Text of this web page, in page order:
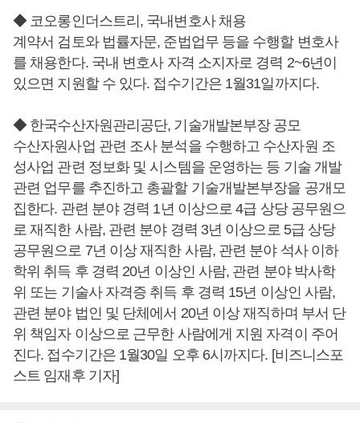
◆ 코오롱인더스트리, 국내변호사 채용
계약서 검토와 법률자문, 준법업무 등을 수행할 변호사
를 채용한다. 국내 변호사 자격 소지자로 경력 2~6년이
있으면 지원할 수 있다. 접수기간은 1월31일까지다.
◆ 한국수산자원관리공단, 기술개발본부장 공모
수산자원사업 관련 조사 분석을 수행하고 수산자원 조
성사업 관련 정보화 및 시스템을 운영하는 등 기술 개발
관련 업무를 추진하고 총괄할 기술개발본부장을 공개모
집한다. 관련 분야 경력 1년 이상으로 4급 상당 공무원으
로 재직한 사람, 관련 분야 경력 3년 이상으로 5급 상당
공무원으로 7년 이상 재직한 사람, 관련 분야 석사 이하
학위 취득 후 경력 20년 이상인 사람, 관련 분야 박사학
위 또는 기술사 자격증 취득 후 경력 15년 이상인 사람,
관련 분야 법인 및 단체에서 20년 이상 재직하며 부서 단
위 책임자 이상으로 근무한 사람에게 지원 자격이 주어
진다. 접수기간은 1월30일 오후 6시까지다. [비즈니스포
스트 임재후 기자]